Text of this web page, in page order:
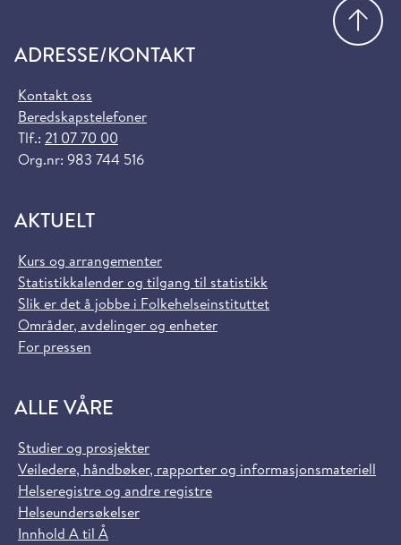
ADRESSE/KONTAKT
Kontakt oss
Beredskapstelefoner
Tlf.: 21 07 70 00
Org.nr: 983 744 516
AKTUELT
Kurs og arrangementer
Statistikkalender og tilgang til statistikk
Slik er det å jobbe i Folkehelseinstituttet
Områder, avdelinger og enheter
For pressen
ALLE VÅRE
Studier og prosjekter
Veiledere, håndbøker, rapporter og informasjonsmateriell
Helseregistre og andre registre
Helseundersøkelser
Innhold A til Å